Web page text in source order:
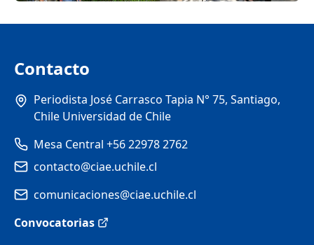
Contacto
Periodista José Carrasco Tapia N° 75, Santiago,
Chile Universidad de Chile
Mesa Central +56 22978 2762
contacto@ciae.uchile.cl
comunicaciones@ciae.uchile.cl
Convocatorias